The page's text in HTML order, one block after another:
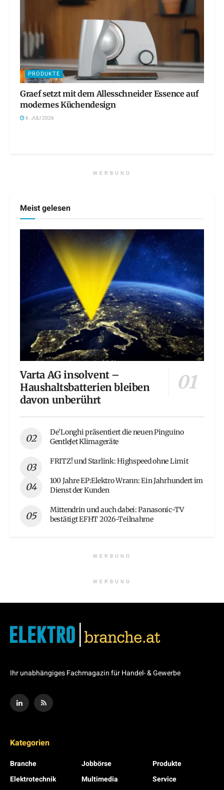
PRODUKTE
Graef setzt mit dem Allesschneider Essence auf
modernes Küchendesign
6. JULI 2026
WERBUNG
Meist gelesen
Varta AG insolvent –
Haushaltsbatterien bleiben
davon unberührt
De’Longhi präsentiert die neuen Pinguino
GentleJet Klimageräte
FRITZ! und Starlink: Highspeed ohne Limit
100 Jahre EP:Elektro Wrann: Ein Jahrhundert im
Dienst der Kunden
Mittendrin und auch dabei: Panasonic-TV
bestätigt EFHT 2026-Teilnahme
WERBUNG
WERBUNG
Ihr unabhängiges Fachmagazin für Handel- & Gewerbe
Kategorien
Branche
Elektrotechnik
Jobbörse
Multimedia
Produkte
Service